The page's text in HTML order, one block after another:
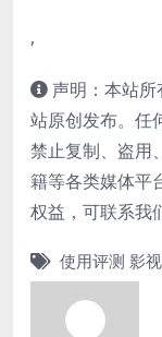
,
声明：本站
站原创发布。任
禁止复制、盗用
籍等各类媒体平
权益，可联系我
使用评测 影视